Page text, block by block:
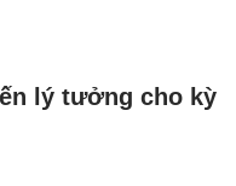
lý tưởng cho kỳ